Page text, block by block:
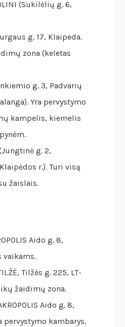
(Sukilėlių g. 6,
g. 17, Klaipeda.
zona (keletas
g. 3, Padvarių
Yra pervystymo
kampelis, kiemelis
(Jungtinė g. 2,
r.). Turi visą
žaislais.
Aido g. 8,
vaikams.
Tilžės g. 225, LT-
žaidimų zona.
Aido g. 8,
pervystymo kambarys,